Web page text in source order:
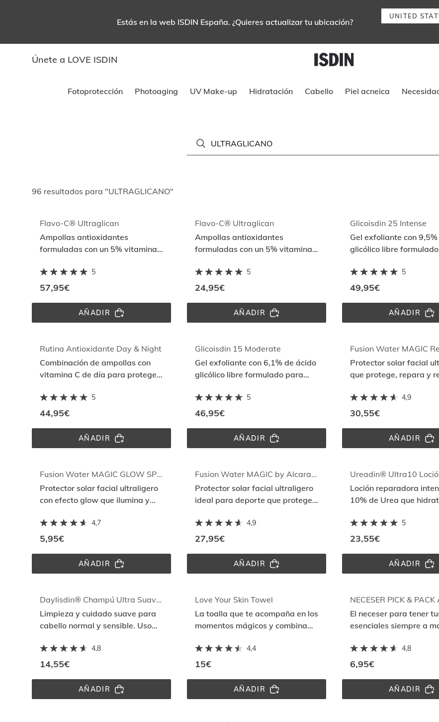
Estás en la web ISDIN España. ¿Quieres actualizar tu ubicación?
UNITED
Únete a LOVE ISDIN
Instrucciones de navegación por
Fotoprotección Photoaging UV Make-up Hidratación Cabello Piel acneica
96 resultados para "ULTRAGLICANO"
Flavo-C® Ultraglican
Ampollas antioxidantes
formuladas con un 5% vitamina
iluminan la piel
5
57,95€
AÑADIRFLAVO-
C®
Flavo-C® Ultraglican
Ampollas antioxidantes
formuladas con un 5% vitamina
iluminan la piel
5
24,95€
AÑADIRFLAVO-
C®
Glicoisdin 25 Intense
Gel exfoliante con
glicólico libre
5
49,95€
AÑADIR
25
Rutina Antioxidante Day & Night
Combinación de ampollas con
vitamina C de día para proteger
reparar
5
44,95€
AÑADIRRUTINA
ANTIOXIDANTE
NIGHT
Glicoisdin 15 Moderate
Gel exfoliante con 6,1% de ácido
glicólico libre formulado para
5
46,95€
AÑADIRGLICOISDIN
15
Protector solar facial
que protege, repara y
Repairsomes 4,9
30,55€
AÑADIRFUSION
SPF
Fusion Water MAGIC GLOW SPF 50
Protector solar facial ultraligero
con efecto glow que ilumina y
4,7
5,95€
AÑADIRFUSION
WATER
SPF
50
Fusion Water MAGIC by Alcaraz x Roland-Garros SPF 50
Protector solar facial ultraligero
ideal para deporte que protege
4,9
27,95€
AÑADIRFUSION
WATER
ALCARAZ
ROLAND-
GARROS
SPF
Ureadin® Ultra10
Loción reparadora
10% de Urea que
descamación de la piel
5
23,55€
AÑADIR
Daylisdin® Champú Ultra Suave 400ml
Limpieza y cuidado suave para
cabello normal y sensible. Uso
4,8
14,55€
AÑADIRDAYLISDIN®
CHAMPÚ
Love Your Skin Towel
La toalla que te acompaña en los
momentos mágicos y combina
absorción
4,4
15€
AÑADIRLOVE
YOUR
El neceser para tener
esenciales siempre a
4,8
6,95€
AÑADIR
PICK